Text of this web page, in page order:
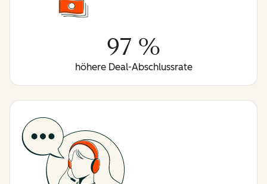
97 %
höhere Deal-Abschlussrate